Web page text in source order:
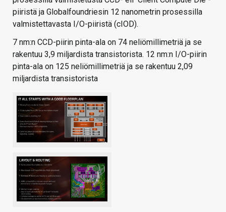
piiristä ja Globalfoundriesin 12 nanometrin prosessilla
valmistettavasta I/O-piiristä (cIOD).
7 nm:n CCD-piirin pinta-ala on 74 neliömillimetriä ja se
rakentuu 3,9 miljardista transistorista. 12 nm:n I/O-piirin
pinta-ala on 125 neliömillimetriä ja se rakentuu 2,09
miljardista transistorista